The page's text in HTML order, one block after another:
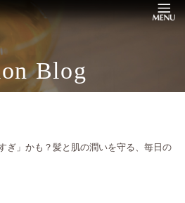
Blog
ぎ」かも？髪と肌の潤いを守る、毎日の